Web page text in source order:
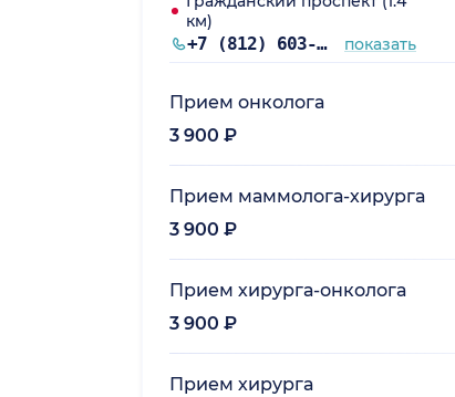
км)
+7 (812) 603-60-42 показать
Прием онколога
3 900 ₽
Прием маммолога-хирурга
3 900 ₽
Прием хирурга-онколога
3 900 ₽
Прием хирурга